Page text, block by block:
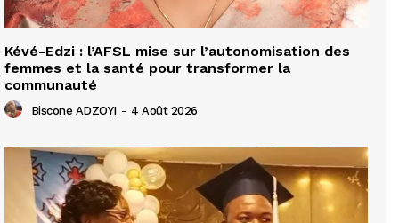
Kévé-Edzi : l’AFSL mise sur l’autonomisation des
femmes et la santé pour transformer la
communauté
Biscone ADZOYI - 4 Août 2026